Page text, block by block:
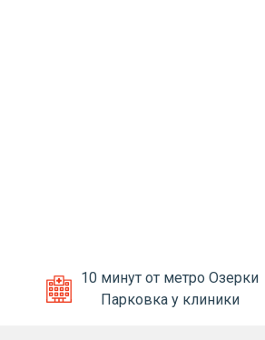
10 минут от метро Озерки
Парковка у клиники